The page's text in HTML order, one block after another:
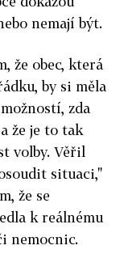
nemají být.
že obec, která
by si měla
zda
že je to tak
volby. Věřil
situaci,"
že se
k reálnému
nemocnic.